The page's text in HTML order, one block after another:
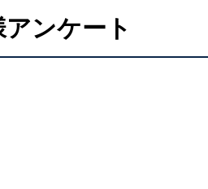
アンケート